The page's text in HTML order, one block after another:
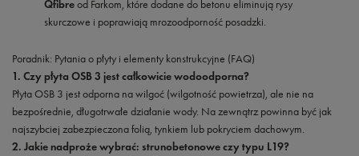
Qfibreod Farkom, które dodane do betonu eliminują rysy
skurczowe i poprawiają mrozoodporność posadzki.
Poradnik: Pytania o płyty i elementy konstrukcyjne (FAQ)
1. Czy płyta OSB 3 jest całkowicie wodoodporna?
Płyta OSB 3 jest odporna na wilgoć (wilgotność powietrza), ale nie na
bezpośrednie, długotrwałe działanie wody. Na zewnątrz powinna być jak
najszybciej zabezpieczona folią, tynkiem lub pokryciem dachowym.
2. Jakie nadproże wybrać: strunobetonowe czy typu L19?